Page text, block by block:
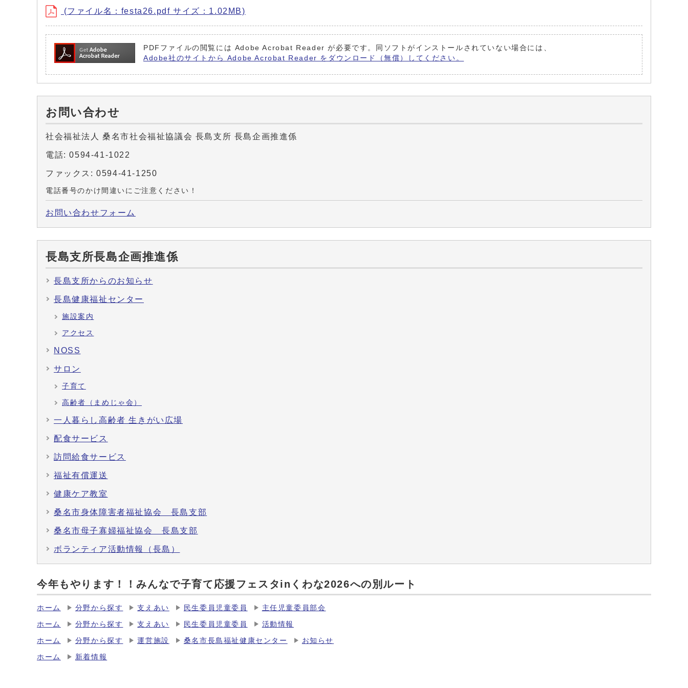
(ファイル名：festa26.pdf サイズ：1.02MB)
PDFファイルの閲覧には Adobe Acrobat Reader が必要です。同ソフトがインストールされていない場合には、
Adobe社のサイトから Adobe Acrobat Reader をダウンロード（無償）してください。
お問い合わせ
社会福祉法人 桑名市社会福祉協議会 長島支所 長島企画推進係
電話: 0594-41-1022
ファックス: 0594-41-1250
電話番号のかけ間違いにご注意ください！
お問い合わせフォーム
長島支所長島企画推進係
長島支所からのお知らせ
長島健康福祉センター
施設案内
アクセス
NOSS
サロン
子育て
高齢者（まめじゃ会）
一人暮らし高齢者 生きがい広場
配食サービス
訪問給食サービス
福祉有償運送
健康ケア教室
桑名市身体障害者福祉協会 長島支部
桑名市母子寡婦福祉協会 長島支部
ボランティア活動情報（長島）
今年もやります！！みんなで子育て応援フェスタinくわな2026への別ルート
ホーム 分野から探す 支えあい 民生委員児童委員 主任児童委員部会
ホーム 分野から探す 支えあい 民生委員児童委員 活動情報
ホーム 分野から探す 運営施設 桑名市長島福祉健康センター お知らせ
ホーム 新着情報